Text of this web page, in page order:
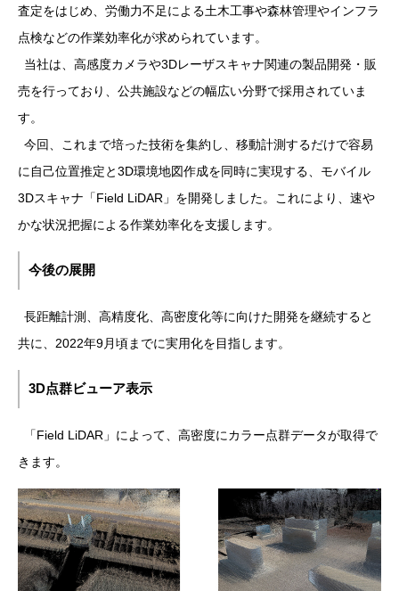
査定をはじめ、労働力不足による土木工事や森林管理やインフラ
点検などの作業効率化が求められています。
当社は、高感度カメラや3Dレーザスキャナ関連の製品開発・販
売を行っており、公共施設などの幅広い分野で採用されていま
す。
今回、これまで培った技術を集約し、移動計測するだけで容易
に自己位置推定と3D環境地図作成を同時に実現する、モバイル
3Dスキャナ「Field LiDAR」を開発しました。これにより、速や
かな状況把握による作業効率化を支援します。
今後の展開
長距離計測、高精度化、高密度化等に向けた開発を継続すると
共に、2022年9月頃までに実用化を目指します。
3D点群ビューア表示
「Field LiDAR」によって、高密度にカラー点群データが取得で
きます。